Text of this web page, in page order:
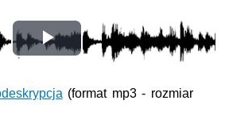
Odtwórz
wideo
(format mp3 - rozmiar